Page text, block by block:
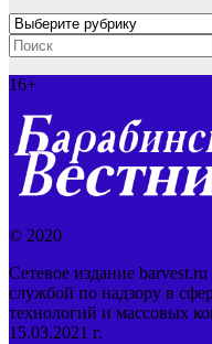
Рубрики
16+
© 2020
Сетевое издание
службой по надзору в
технологий и массовых
15.03.2021 г.